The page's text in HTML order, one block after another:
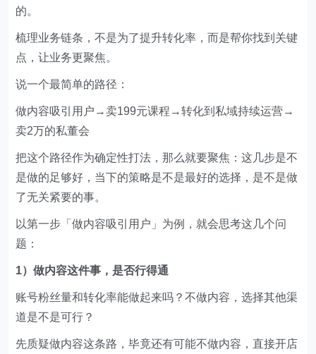
的。
梳理业务链条，不是为了提升转化率，而是帮你找到关键
点，让业务更聚焦。
说一个最简单的路径：
做内容吸引用户→卖199元课程→转化到私域持续运营→
卖2万的私董会
把这个路径作为确定性打法，那么就要聚焦：这几步是不
是做的足够好，当下的策略是不是最好的选择，是不是做
了无关紧要的事。
以第一步「做内容吸引用户」为例，就会思考这几个问
题：
1）做内容这件事，是否行得通
账号粉丝量和转化率能做起来吗？不做内容，选择其他渠
道是不是可行？
先质疑做内容这条路，毕竟还有可能不做内容，直接开店